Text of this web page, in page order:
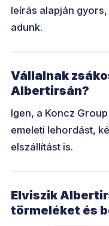
leírás alapján
adunk.
Vállalnak
Albertirsán?
Igen, a Koncz
emeleti lehordást,
elszállítást is.
Elviszik
törmeléket és